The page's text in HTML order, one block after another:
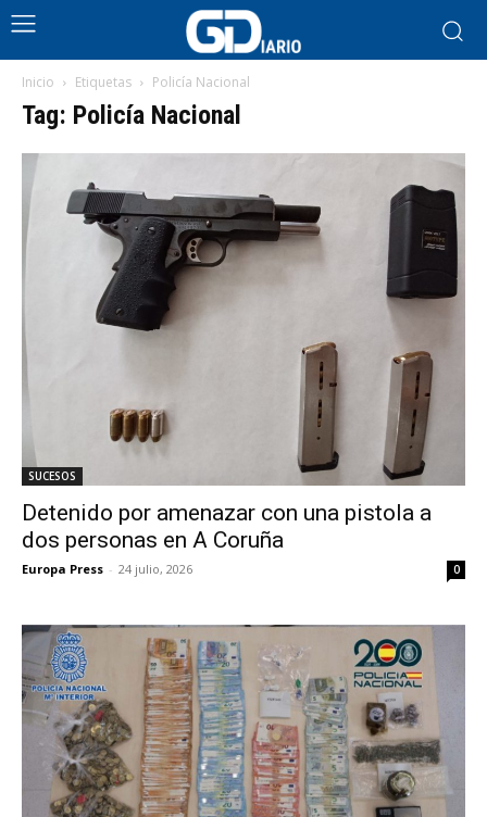
Inicio Etiquetas Policía Nacional
Tag: Policía Nacional
SUCESOS
Detenido por amenazar con una pistola a
dos personas en A Coruña
Europa Press - 24 julio, 2026 0